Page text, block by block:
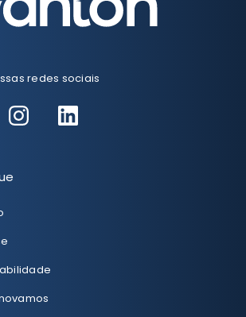
redes sociais